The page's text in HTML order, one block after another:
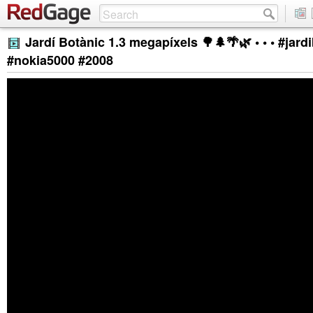
Jardí Botànic 1.3 megapíxels 🌳🌲🌴🌿 • • •
#nokia5000 #2008